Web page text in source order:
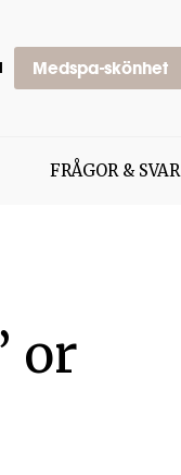
Medspa-skönhet
FRÅGOR & SVAR
or